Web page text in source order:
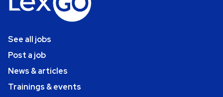
See all jobs
Post a job
News & articles
Trainings & events